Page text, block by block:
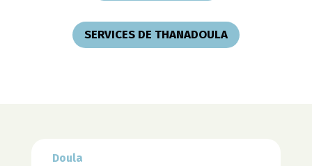
SERVICES DE THANADOULA
Doula